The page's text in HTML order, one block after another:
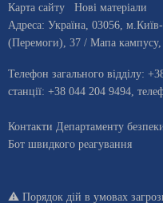
Карта сайту
Нові матеріали
Адреса: Україна 03056 , м. Київ
(Перемоги), 37 / Мапа кампусу,
Телефон загального відділу:
станцiї: +38 044 204 9494
Контакти Департаменту
Бот швидкого реагування
⚠️ Порядок дій в умовах